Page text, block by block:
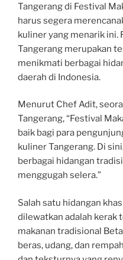
Tangerang di Festival
harus segera
kuliner yang menarik ini.
Tangerang merupakan
menikmati berbagai
daerah di Indonesia.
Menurut Chef Adit,
Tangerang, “Festival
baik bagi para
kuliner Tangerang. Di
berbagai hidangan
menggugah selera.”
Salah satu hidangan
dilewatkan adalah kerak
makanan tradisional
beras, udang, dan